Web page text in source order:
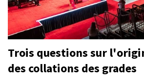
Trois questions sur
des collations des grades